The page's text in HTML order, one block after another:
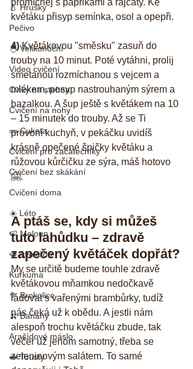
🍐 Hrušky
Pečivo
🐣 Velikonoční
Video cvičení
Cviky na stehna
Cvičení na nohy
🥒 Cuketa
Cvičení pro začátečníky
Cvičení bez skákání
Cvičení doma
☀️ Léto
🍉 Meloun
🥑 Avokádo
Kurkuma
🥦 Brokolice
🍌 Banány
Arašídové máslo
🥪 Tousty
květáku přisyp semínka, osol a opepři.
4) Květákovou "směsku" zasuň do
trouby na 10 minut. Poté vytáhni, prolij
smetanou rozmíchanou s vejcem a
mlékem, posyp nastrouhaným sýrem a
bazalkou. A šup ještě s květákem na 10
– 15 minutek do trouby. Až se Ti
provoní kuchyň, v pekáčku uvidíš
krásně opečené špičky květáku a
růžovou kůrčičku ze sýra, máš hotovo
🤗.
A ptáš se, kdy si můžeš
tuto lahůdku – zdravě
zapečený květáček dopřát?
My se určitě budeme touhle zdravě
květákovou mňamkou nedočkavě
ládovat s vařenými brambůrky, tudíž
nás čeká už k obědu. A jestli nám
alespoň trochu květáčku zbude, tak
večer už jenom samotný, třeba se
zeleninovým salátem. To samé